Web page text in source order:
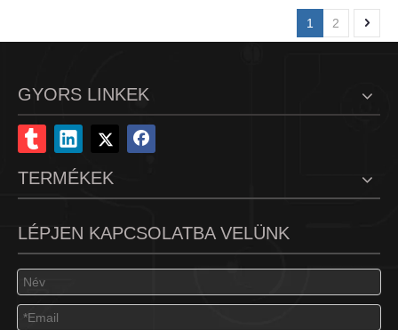
1 2
GYORS LINKEK
TERMÉKEK
LÉPJEN KAPCSOLATBA VELÜNK